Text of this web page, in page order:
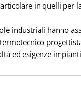
in quelli per
industriali hanno
ed esigenze